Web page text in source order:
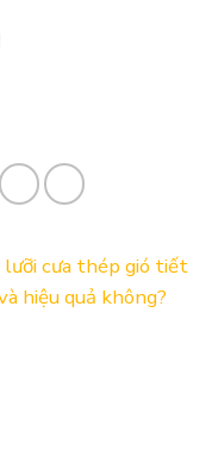
lưỡi cưa thép gió tiết
hiệu quả không?